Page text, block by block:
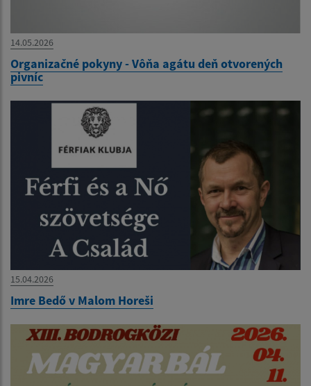
14.05.2026
Organizačné pokyny - Vôňa agátu deň otvorených
pivníc
15.04.2026
Imre Bedő v Malom Horeši